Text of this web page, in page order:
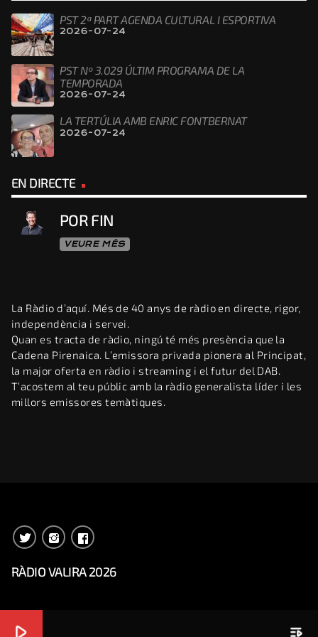
PST 2ª PART AGENDA CULTURAL I ESPORTIVA
2026-07-24
PST Nº 3.029 ÚLTIM PROGRAMA DE LA
TEMPORADA
2026-07-24
LA TERTÚLIA AMB ENRIC FONTBERNAT
2026-07-24
EN DIRECTE
POR FIN
VEURE MÉS
La Ràdio d’aquí. Més de 40 anys de ràdio en directe, rigor,
independència i servei.
Quan es tracta de ràdio, ningú té més presència que la
Cadena Pirenaica. L’emissora privada pionera al Principat,
la major oferta en ràdio i streaming i el futur del DAB.
T’acostem al teu públic amb la ràdio generalista líder i les
millors emissores temàtiques.
RÀDIO VALIRA 2026